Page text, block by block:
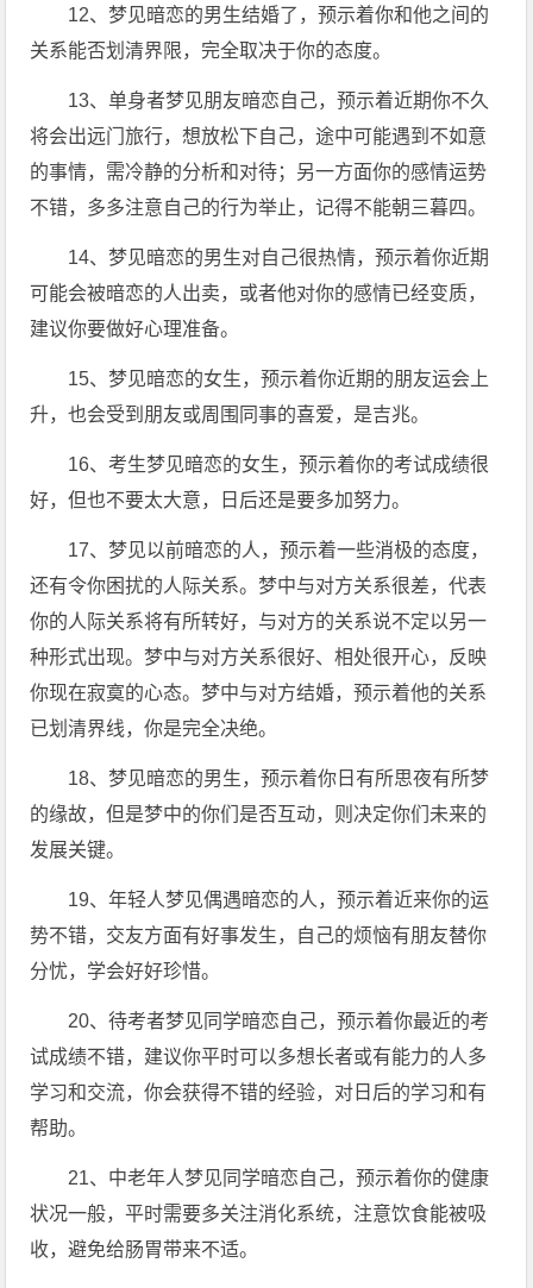
12、梦见暗恋的男生结婚了，预示着你和他之间的
关系能否划清界限，完全取决于你的态度。
13、单身者梦见朋友暗恋自己，预示着近期你不久
将会出远门旅行，想放松下自己，途中可能遇到不如意
的事情，需冷静的分析和对待；另一方面你的感情运势
不错，多多注意自己的行为举止，记得不能朝三暮四。
14、梦见暗恋的男生对自己很热情，预示着你近期
可能会被暗恋的人出卖，或者他对你的感情已经变质，
建议你要做好心理准备。
15、梦见暗恋的女生，预示着你近期的朋友运会上
升，也会受到朋友或周围同事的喜爱，是吉兆。
16、考生梦见暗恋的女生，预示着你的考试成绩很
好，但也不要太大意，日后还是要多加努力。
17、梦见以前暗恋的人，预示着一些消极的态度，
还有令你困扰的人际关系。梦中与对方关系很差，代表
你的人际关系将有所转好，与对方的关系说不定以另一
种形式出现。梦中与对方关系很好、相处很开心，反映
你现在寂寞的心态。梦中与对方结婚，预示着他的关系
已划清界线，你是完全决绝。
18、梦见暗恋的男生，预示着你日有所思夜有所梦
的缘故，但是梦中的你们是否互动，则决定你们未来的
发展关键。
19、年轻人梦见偶遇暗恋的人，预示着近来你的运
势不错，交友方面有好事发生，自己的烦恼有朋友替你
分忧，学会好好珍惜。
20、待考者梦见同学暗恋自己，预示着你最近的考
试成绩不错，建议你平时可以多想长者或有能力的人多
学习和交流，你会获得不错的经验，对日后的学习和有
帮助。
21、中老年人梦见同学暗恋自己，预示着你的健康
状况一般，平时需要多关注消化系统，注意饮食能被吸
收，避免给肠胃带来不适。